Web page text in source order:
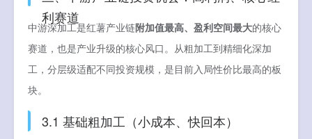
利赛道
中游深加工是红薯产业链附加值最高、盈利空间最大的核心
赛道，也是产业升级的核心风口。从粗加工到精细化深加
工，分层级适配不同投资规模，是目前入局性价比最高的板
块。
3.1 基础粗加工（小成本、快回本）